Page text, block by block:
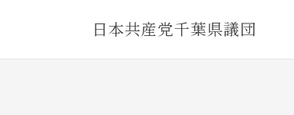
日本共産党千葉県議団